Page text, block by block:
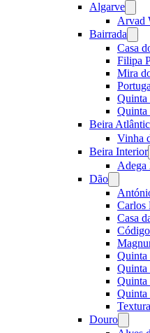
Algarve
menu
Arvad
Bairrada
Casa
Filipa
Mira
Quinta
Quinta
Beira
Vinha
Beira Interior
Adega
Dão
menu
Carlos
Casa
Quinta
Quinta
Quinta
Quinta
Douro
menu